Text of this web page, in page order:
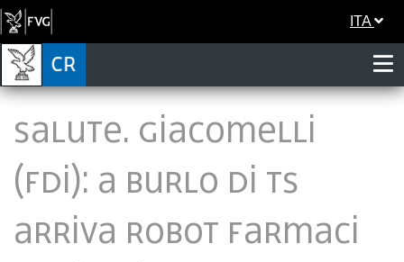
ITA
SALUTE. GIACOMELLI
(FDI): A BURLO DI TS
ARRIVA ROBOT FARMACI